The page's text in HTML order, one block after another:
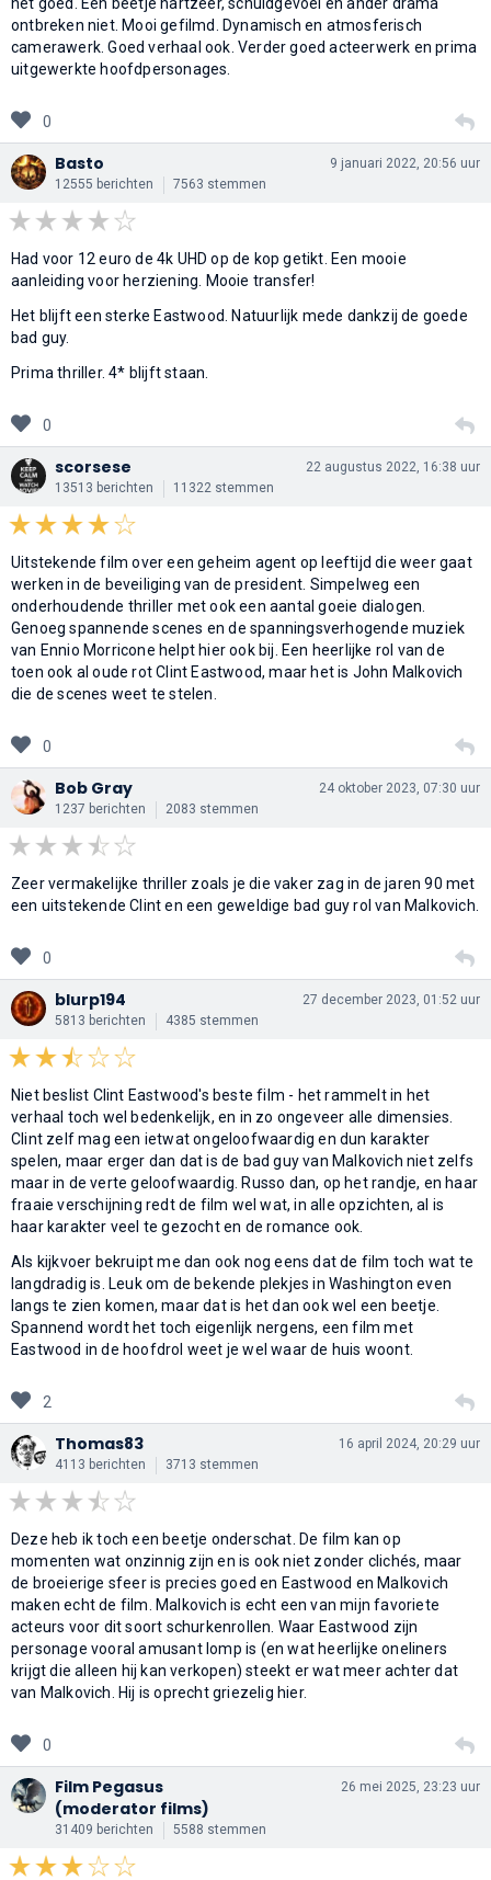
ontbreken niet. Mooi gefilmd. Dynamisch en atmosferisch
camerawerk. Goed verhaal ook. Verder goed acteerwerk en prima
uitgewerkte hoofdpersonages.
0
Basto
12555 berichten 7563 stemmen
9 januari 2022, 20:56 uur
Had voor 12 euro de 4k UHD op de kop getikt. Een mooie
aanleiding voor herziening. Mooie transfer!
Het blijft een sterke Eastwood. Natuurlijk mede dankzij de goede
bad guy.
Prima thriller. 4* blijft staan.
0
scorsese
13513 berichten 11322 stemmen
22 augustus 2022, 16:38 uur
Uitstekende film over een geheim agent op leeftijd die weer gaat
werken in de beveiliging van de president. Simpelweg een
onderhoudende thriller met ook een aantal goeie dialogen.
Genoeg spannende scenes en de spanningsverhogende muziek
van Ennio Morricone helpt hier ook bij. Een heerlijke rol van de
toen ook al oude rot Clint Eastwood, maar het is John Malkovich
die de scenes weet te stelen.
0
Bob Gray
1237 berichten 2083 stemmen
24 oktober 2023, 07:30 uur
Zeer vermakelijke thriller zoals je die vaker zag in de jaren 90 met
een uitstekende Clint en een geweldige bad guy rol van Malkovich.
0
blurp194
5813 berichten 4385 stemmen
27 december 2023, 01:52 uur
Niet beslist Clint Eastwood's beste film - het rammelt in het
verhaal toch wel bedenkelijk, en in zo ongeveer alle dimensies.
Clint zelf mag een ietwat ongeloofwaardig en dun karakter
spelen, maar erger dan dat is de bad guy van Malkovich niet zelfs
maar in de verte geloofwaardig. Russo dan, op het randje, en haar
fraaie verschijning redt de film wel wat, in alle opzichten, al is
haar karakter veel te gezocht en de romance ook.
Als kijkvoer bekruipt me dan ook nog eens dat de film toch wat te
langdradig is. Leuk om de bekende plekjes in Washington even
langs te zien komen, maar dat is het dan ook wel een beetje.
Spannend wordt het toch eigenlijk nergens, een film met
Eastwood in de hoofdrol weet je wel waar de huis woont.
2
Thomas83
4113 berichten 3713 stemmen
16 april 2024, 20:29 uur
Deze heb ik toch een beetje onderschat. De film kan op
momenten wat onzinnig zijn en is ook niet zonder clichés, maar
de broeierige sfeer is precies goed en Eastwood en Malkovich
maken echt de film. Malkovich is echt een van mijn favoriete
acteurs voor dit soort schurkenrollen. Waar Eastwood zijn
personage vooral amusant lomp is (en wat heerlijke oneliners
krijgt die alleen hij kan verkopen) steekt er wat meer achter dat
van Malkovich. Hij is oprecht griezelig hier.
0
Film Pegasus
(moderator films)
31409 berichten 5588 stemmen
26 mei 2025, 23:23 uur